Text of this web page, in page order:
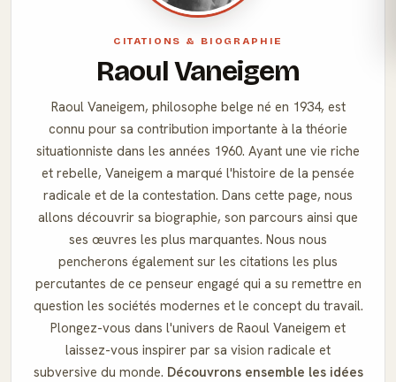
CITATIONS & BIOGRAPHIE
Raoul Vaneigem
Raoul Vaneigem, philosophe belge né en 1934, est
connu pour sa contribution importante à la théorie
situationniste dans les années 1960. Ayant une vie riche
et rebelle, Vaneigem a marqué l'histoire de la pensée
radicale et de la contestation. Dans cette page, nous
allons découvrir sa biographie, son parcours ainsi que
ses œuvres les plus marquantes. Nous nous
pencherons également sur les citations les plus
percutantes de ce penseur engagé qui a su remettre en
question les sociétés modernes et le concept du travail.
Plongez-vous dans l'univers de Raoul Vaneigem et
laissez-vous inspirer par sa vision radicale et
subversive du monde. Découvrons ensemble les idées